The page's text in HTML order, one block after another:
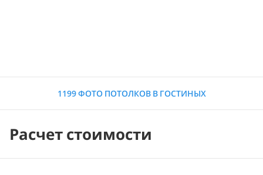
1199 ФОТО ПОТОЛКОВ В ГОСТИНЫХ
Расчет стоимости